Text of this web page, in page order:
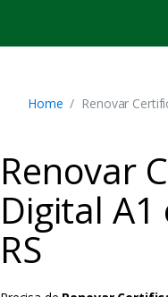
:
Home Renovar
Renovar
Digital
RS